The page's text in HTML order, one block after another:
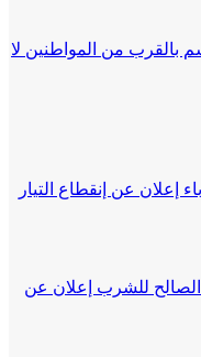
بالقرب من المواطنين لا
إعلان عن إنقطاع التيار
للشرب إعلان عن